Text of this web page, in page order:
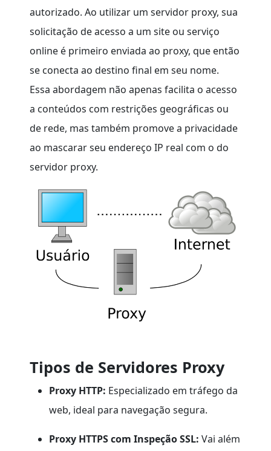
autorizado. Ao utilizar um servidor proxy, sua
solicitação de acesso a um site ou serviço
online é primeiro enviada ao proxy, que então
se conecta ao destino final em seu nome.
Essa abordagem não apenas facilita o acesso
a conteúdos com restrições geográficas ou
de rede, mas também promove a privacidade
ao mascarar seu endereço IP real com o do
servidor proxy.
Tipos de Servidores Proxy
Proxy HTTP: Especializado em tráfego da
web, ideal para navegação segura.
Proxy HTTPS com Inspeção SSL: Vai além